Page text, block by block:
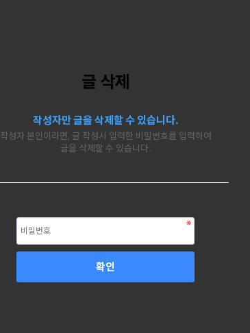
글 삭제
작성자만 글을 삭제할 수 있습니다.
작성자 본인이라면, 글 작성시 입력한 비밀번호를 입력하여
글을 삭제할 수 있습니다.